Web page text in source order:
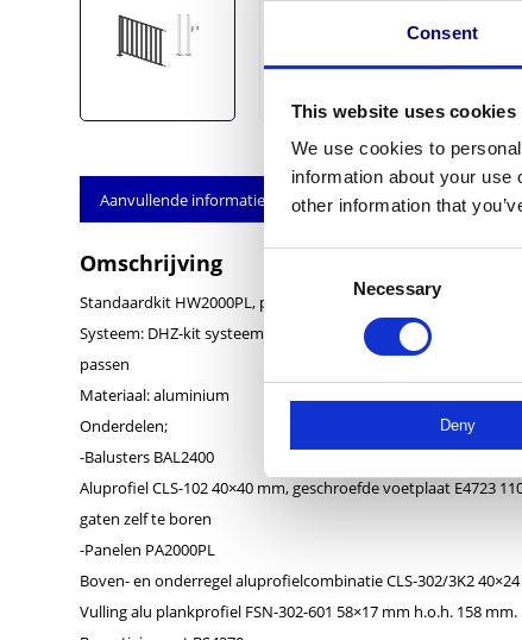
Consent
This website uses cookies
We use cookies to
information about your
other information that
Necessary
Deny
Aanvullende informatie
Omschrijving
Standaardkit HW2000PL, plankhek met kokerbalusters op de
Systeem: DHZ-kit systeem met een vaste lengte van 1415/
passen
Materiaal: aluminium
Onderdelen;
-Balusters BAL2400
Aluprofiel CLS-102 40×40 mm, geschroefde voetplaat E4723
gaten zelf te boren
-Panelen PA2000PL
Boven- en onderregel aluprofielcombinatie CLS-302/3K2
Vulling alu plankprofiel FSN-302-601 58×17 mm h.o.h. 158 mm.